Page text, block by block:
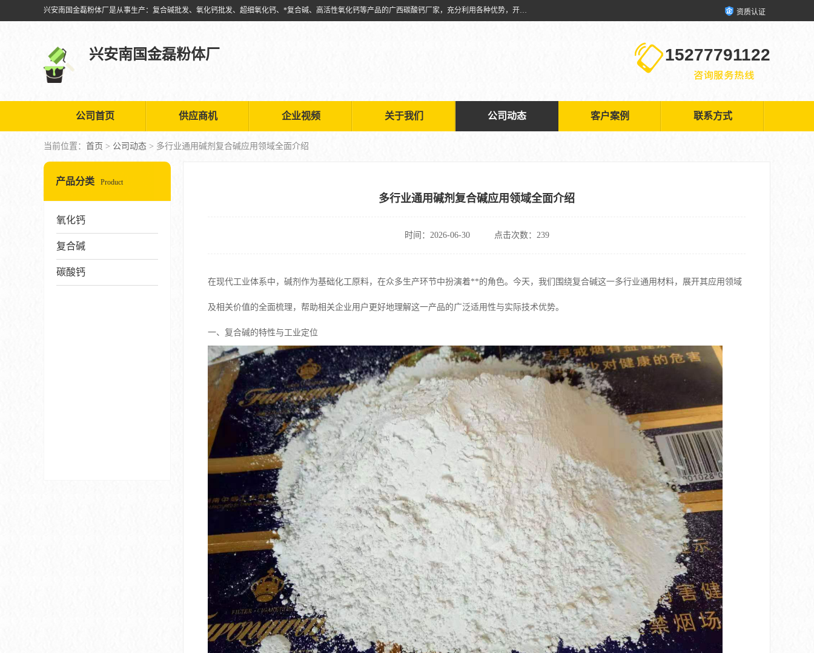
兴安南国金磊粉体厂是从事生产：复合碱批发、氧化钙批发、超细氧化钙、*复合碱、高活性氧化钙等产品的广西碳酸钙厂家，充分利用各种优势，开拓创新，逐步建立了现代企业管理体系，科学.规范的生产体系，严谨的产品质量控制体系，完备的产品质量检验体系。 资质认证
兴安南国金磊粉体厂 15277791122
公司首页 供应商机 企业视频 关于我们 公司动态 客户案例 联系方式
当前位置： 首页 > 公司动态 > 多行业通用碱剂复合碱应用领域全面介绍
产品分类 Product
氧化钙
复合碱
碳酸钙
多行业通用碱剂复合碱应用领域全面介绍
时间：2026-06-30 点击次数：239
在现代工业体系中，碱剂作为基础化工原料，在众多生产环节中扮演着**的角色。今天，我们围绕复合碱这一多行业通用材料，展开其应用领域
及相关价值的全面梳理，帮助相关企业用户更好地理解这一产品的广泛适用性与实际技术优势。
一、复合碱的特性与工业定位